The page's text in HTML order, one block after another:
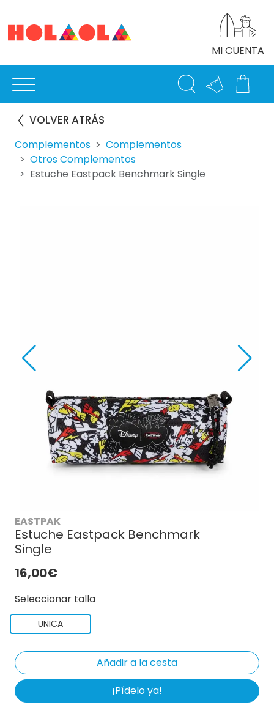
MI CUENTA
VOLVER ATRÁS
Complementos
Complementos
Otros Complementos
Estuche Eastpack Benchmark Single
EASTPAK
Estuche Eastpack Benchmark
Single
16,00€
Seleccionar talla
UNICA
¡Pídelo ya!